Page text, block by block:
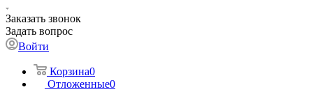
Заказать звонок
Задать вопрос
Войти
Корзина0
Отложенные0